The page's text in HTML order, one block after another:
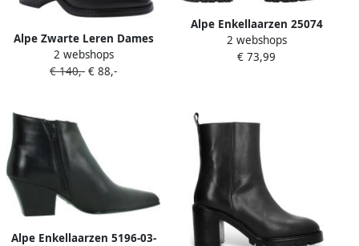
Alpe Zwarte Leren Dames
Enkellaars Black Dames
2 webshops
€ 140,- € 88,-
Alpe Enkellaarzen 25074
2 webshops
€ 73,99
Alpe Enkellaarzen 5196-03-